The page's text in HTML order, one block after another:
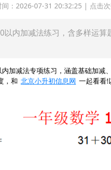
间：2026-07-31 20:32:25 | 点击
以内加减法练习，含多样运
减法专项练习，涵盖基础加减
，和 北京小升初信息网 一起看看!